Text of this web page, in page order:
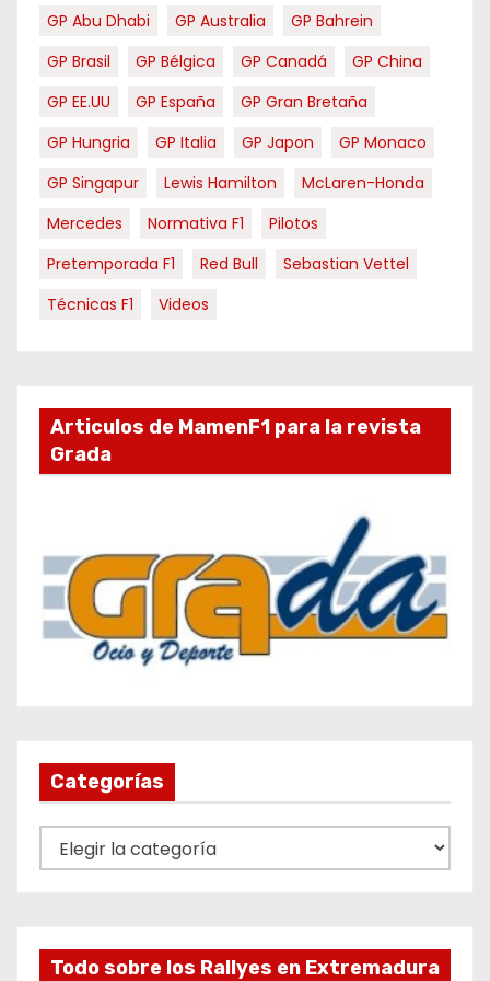
GP Abu Dhabi
GP Australia
GP Bahrein
GP Brasil
GP Bélgica GP Canadá
GP China
GP EE.UU
GP España
GP Gran Bretaña
GP Hungria
GP Italia GP Japon
GP Monaco
GP Singapur
Lewis Hamilton
McLaren-Honda
Mercedes
Normativa F1
Pilotos
Pretemporada F1
Red Bull
Sebastian Vettel
Técnicas F1
Videos
Articulos de MamenF1 para la revista
Grada
Categorías
a
Todo sobre los Rallyes en Extremadura